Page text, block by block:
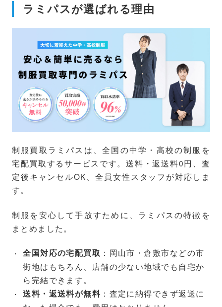
ラミパスが選ばれる理由
制服買取ラミパスは、全国の中学・高校の制服を
宅配買取するサービスです。送料・返送料0円、査
定後キャンセルOK、全員女性スタッフが対応しま
す。
制服を安心して手放すために、ラミパスの特徴を
まとめました。
全国対応の宅配買取 ：岡山市・倉敷市などの市
街地はもちろん、店舗の少ない地域でも自宅か
ら完結できます。
送料・返送料が無料 ：査定に納得できず返送に